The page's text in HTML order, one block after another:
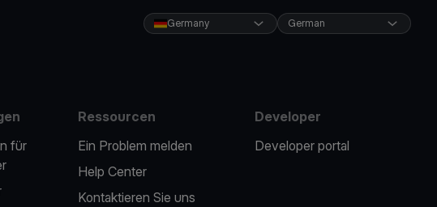
Germany German
für
Ressourcen
Ein Problem melden
Help Center
Kontaktieren Sie uns
Developer
Developer portal